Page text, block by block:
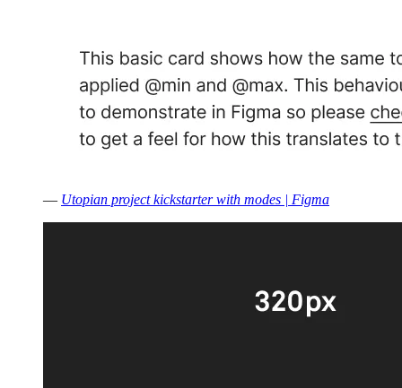
— Utopian project kickstarter with modes | Figma